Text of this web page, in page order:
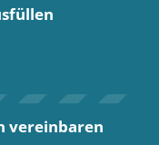
vereinbaren